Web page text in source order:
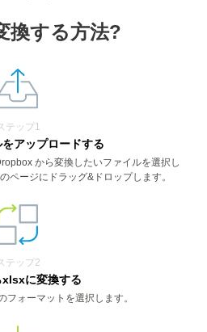
換する方法?
テップ1
アップロードする
から変換したいファイルを選択し
ページにドラッグ&ドロップします。
テップ2
に変換する
フォーマットを選択します。